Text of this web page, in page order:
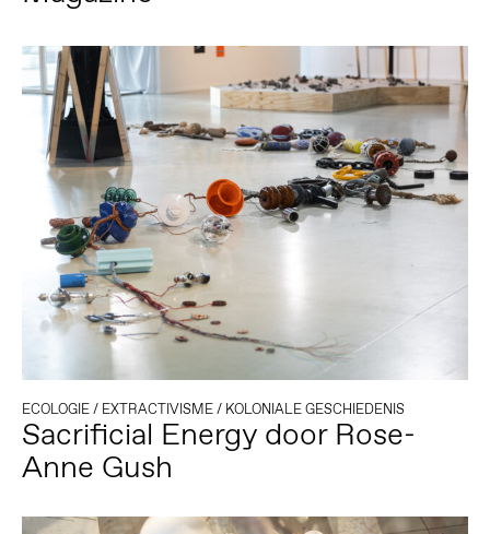
ECOLOGIE/ EXTRACTIVISME/ KOLONIALE GESCHIEDENIS
Sacrificial Energy door Rose-
Anne Gush